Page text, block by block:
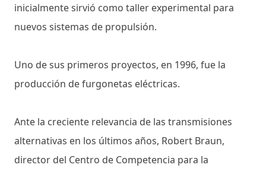
inicialmente sirvió como taller experimental para
nuevos sistemas de propulsión.
Uno de sus primeros proyectos, en 1996, fue la
producción de furgonetas eléctricas.
Ante la creciente relevancia de las transmisiones
alternativas en los últimos años, Robert Braun,
director del Centro de Competencia para la